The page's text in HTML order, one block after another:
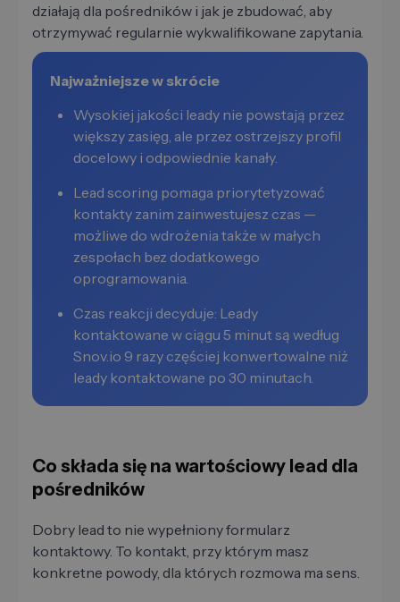
działają dla pośredników i jak je zbudować, aby
otrzymywać regularnie wykwalifikowane zapytania.
Najważniejsze w skrócie
Wysokiej jakości leady nie powstają przez
większy zasięg, ale przez ostrzejszy profil
docelowy i odpowiednie kanały.
Lead scoring pomaga priorytetyzować
kontakty zanim zainwestujesz czas —
możliwe do wdrożenia także w małych
zespołach bez dodatkowego
oprogramowania.
Czas reakcji decyduje: Leady
kontaktowane w ciągu 5 minut są według
Snov.io 9 razy częściej konwertowalne niż
leady kontaktowane po 30 minutach.
Co składa się na wartościowy lead dla
pośredników
Dobry lead to nie wypełniony formularz
kontaktowy. To kontakt, przy którym masz
konkretne powody, dla których rozmowa ma sens.